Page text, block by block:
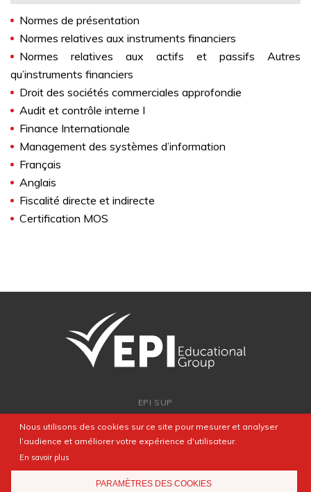
Normes de présentation
Normes relatives aux instruments financiers
Normes relatives aux actifs et passifs Autres
qu’instruments financiers
Droit des sociétés commerciales approfondie
Audit et contrôle interne I
Finance Internationale
Management des systèmes d’information
Français
Anglais
Fiscalité directe et indirecte
Certification MOS
Nous utilisons des cookies sur ce site pour mesurer et analyser
l’audience et améliorer votre expérience d'utilisateur.
En savoir plus
PARAMÈTRES DES COOKIES
EPI SUP
PARTENARIATS
FAQ
CONTACT